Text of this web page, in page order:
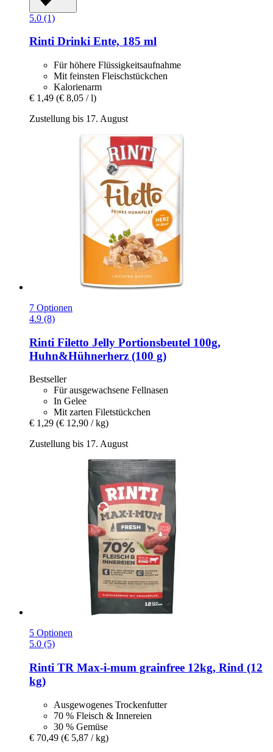
5.0 (1)
Rinti Drinki Ente, 185 ml
Für höhere Flüssigkeitsaufnahme
Mit feinsten Fleischstückchen
Kalorienarm
€ 1,49 (€ 8,05 / l)
Zustellung bis 17. August
7 Optionen
4.9 (8)
Rinti Filetto Jelly Portionsbeutel 100g,
Huhn&Hühnerherz (100 g)
Bestseller
Für ausgewachsene Fellnasen
In Gelee
Mit zarten Filetstückchen
€ 1,29 (€ 12,90 / kg)
Zustellung bis 17. August
5 Optionen
5.0 (5)
Rinti TR Max-​i-​mum grainfree 12kg, Rind (12
kg)
Ausgewogenes Trockenfutter
70 % Fleisch & Innereien
30 % Gemüse
€ 70,49 (€ 5,87 / kg)